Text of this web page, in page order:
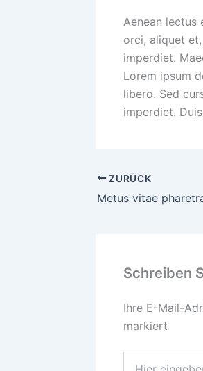
Aenean lectus
orci, aliquet
imperdiet.
Lorem ipsum
libero. Sed
imperdiet.
ZURÜCK
Metus vitae
Schreiben
Ihre E-Mail-
markiert